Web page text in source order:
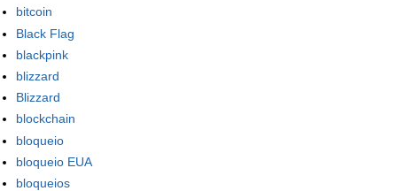
bitcoin
Black Flag
blackpink
blizzard
Blizzard
blockchain
bloqueio
bloqueio EUA
bloqueios